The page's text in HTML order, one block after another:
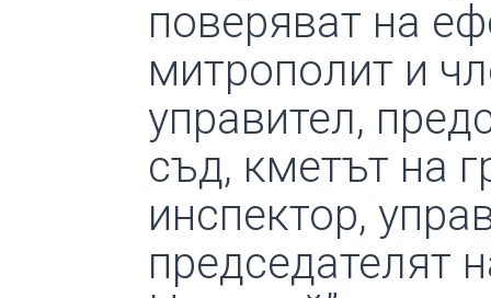
поверяват на
митрополит и
управител,
съд, кметът на
инспектор,
председателят